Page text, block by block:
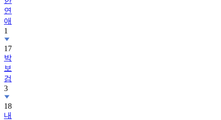
연
애
1
17
박
보
검
3
18
내